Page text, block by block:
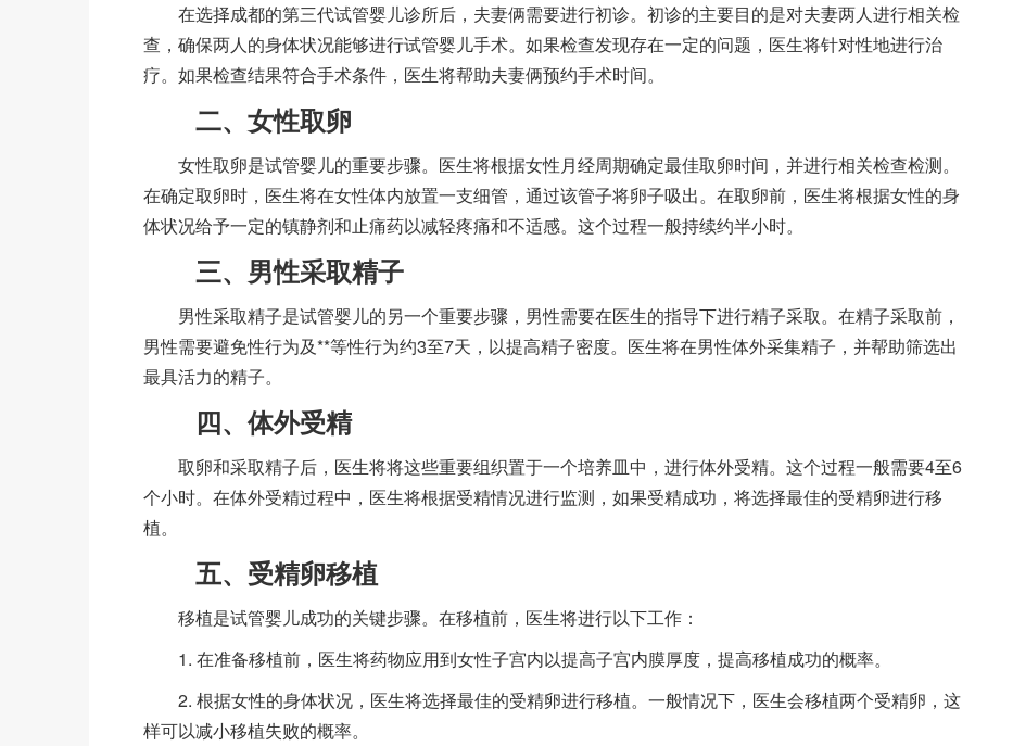
在选择成都的第三代试管婴儿诊所后，夫妻俩需要进行初诊。初诊的主要目的是对夫妻两人进行相关检
查，确保两人的身体状况能够进行试管婴儿手术。如果检查发现存在一定的问题，医生将针对性地进行治
疗。如果检查结果符合手术条件，医生将帮助夫妻俩预约手术时间。
二、女性取卵
女性取卵是试管婴儿的重要步骤。医生将根据女性月经周期确定最佳取卵时间，并进行相关检查检测。
在确定取卵时，医生将在女性体内放置一支细管，通过该管子将卵子吸出。在取卵前，医生将根据女性的身
体状况给予一定的镇静剂和止痛药以减轻疼痛和不适感。这个过程一般持续约半小时。
三、男性采取精子
男性采取精子是试管婴儿的另一个重要步骤，男性需要在医生的指导下进行精子采取。在精子采取前，
男性需要避免性行为及**等性行为约3至7天，以提高精子密度。医生将在男性体外采集精子，并帮助筛选出
最具活力的精子。
四、体外受精
取卵和采取精子后，医生将将这些重要组织置于一个培养皿中，进行体外受精。这个过程一般需要4至6
个小时。在体外受精过程中，医生将根据受精情况进行监测，如果受精成功，将选择最佳的受精卵进行移
植。
五、受精卵移植
移植是试管婴儿成功的关键步骤。在移植前，医生将进行以下工作：
1. 在准备移植前，医生将药物应用到女性子宫内以提高子宫内膜厚度，提高移植成功的概率。
2. 根据女性的身体状况，医生将选择最佳的受精卵进行移植。一般情况下，医生会移植两个受精卵，这
样可以减小移植失败的概率。